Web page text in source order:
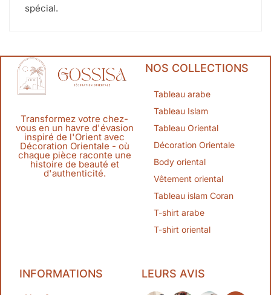
spécial.
Transformez votre chez-
vous en un havre d'évasion
inspiré de l'Orient avec
Décoration Orientale - où
chaque pièce raconte une
histoire de beauté et
d'authenticité.
NOS COLLECTIONS
Tableau arabe
Tableau Islam
Tableau Oriental
Décoration Orientale
Body oriental
Vêtement oriental
Tableau islam Coran
T-shirt arabe
T-shirt oriental
INFORMATIONS LEURS AVIS